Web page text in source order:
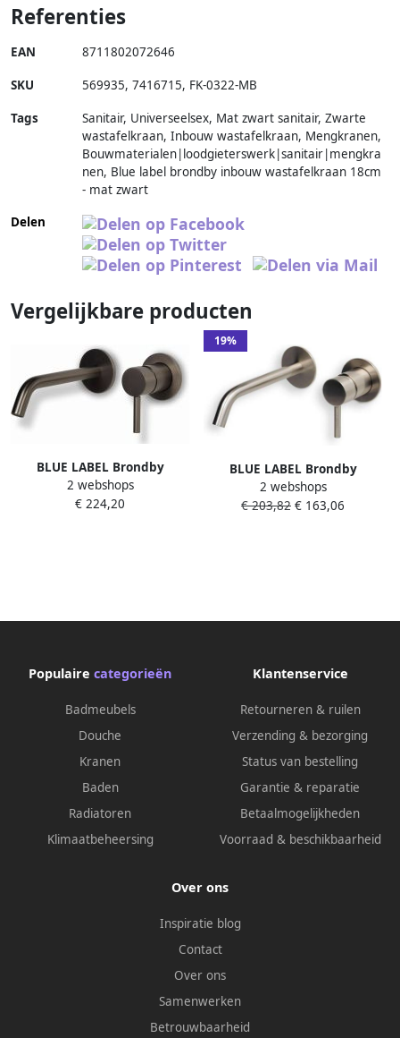
Referenties
EAN 8711802072646
SKU 569935, 7416715, FK-0322-MB
Tags
Sanitair, Universeelsex, Mat zwart sanitair, Zwarte
wastafelkraan, Inbouw wastafelkraan, Mengkranen,
Bouwmaterialen|loodgieterswerk|sanitair|mengkra
nen, Blue label brondby inbouw wastafelkraan 18cm
- mat zwart
Delen
Vergelijkbare producten
BLUE LABEL Brondby
wastafelkraan wand 18cm
cold start incl. inbouwdeel
2 webshops
€ 224,20
19%
BLUE LABEL Brondby
wastafelkraan wand 18cm
cold start incl. inbouwdeel
2 webshops
€ 203,82 € 163,06
Populaire categorieën
Badmeubels
Douche
Kranen
Baden
Radiatoren
Klimaatbeheersing
Klantenservice
Retourneren & ruilen
Verzending & bezorging
Status van bestelling
Garantie & reparatie
Betaalmogelijkheden
Voorraad & beschikbaarheid
Over ons
Inspiratie blog
Contact
Over ons
Samenwerken
Betrouwbaarheid